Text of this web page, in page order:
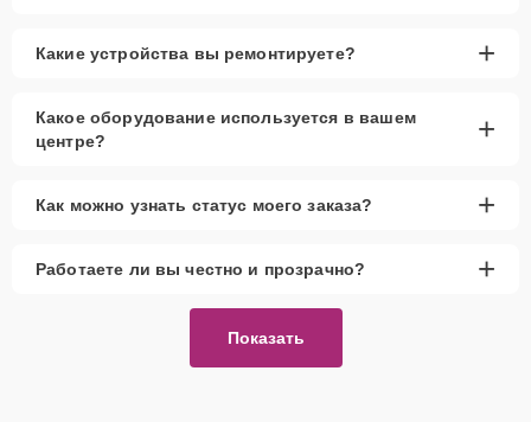
Какие устройства вы ремонтируете? +
Какое оборудование используется в вашем
центре?
+
Как можно узнать статус моего заказа? +
Работаете ли вы честно и прозрачно? +
Показать